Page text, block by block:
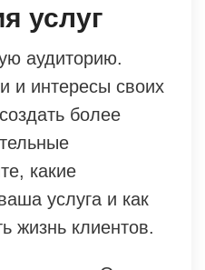
услуг
аудиторию.
и интересы своих
более
какие
услуга и как
жизнь клиентов.